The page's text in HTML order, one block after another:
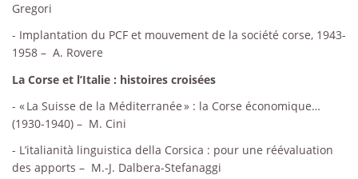
Gregori
- Implantation du PCF et mouvement de la société corse, 1943-
1958 – A. Rovere
La Corse et l’Italie : histoires croisées
- « La Suisse de la Méditerranée » : la Corse économique…
(1930-1940) – M. Cini
- L’italianità linguistica della Corsica : pour une réévaluation
des apports – M.-J. Dalbera-Stefanaggi